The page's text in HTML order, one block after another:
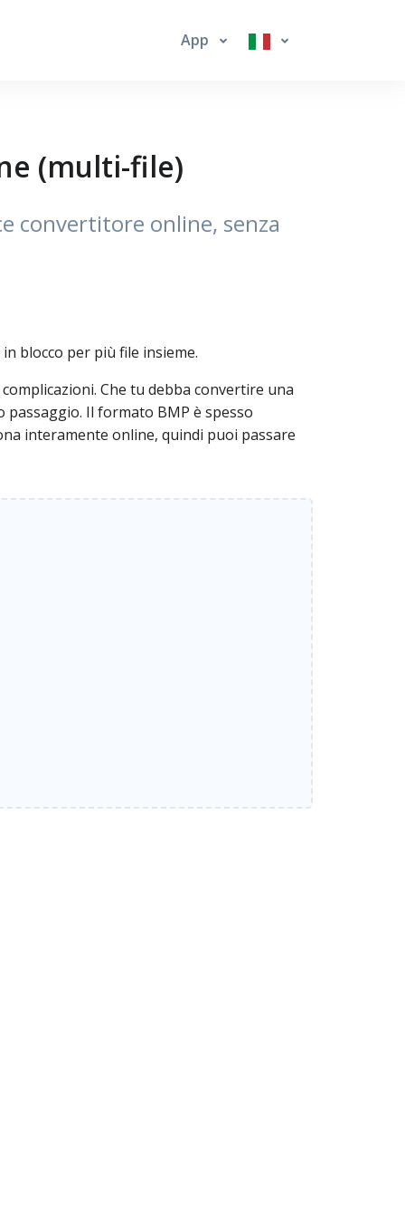
App
(multi-file)
convertitore online, senza
blocco per più file insieme.
Che tu debba convertire una
Il formato BMP è spesso
interamente online, quindi puoi passare